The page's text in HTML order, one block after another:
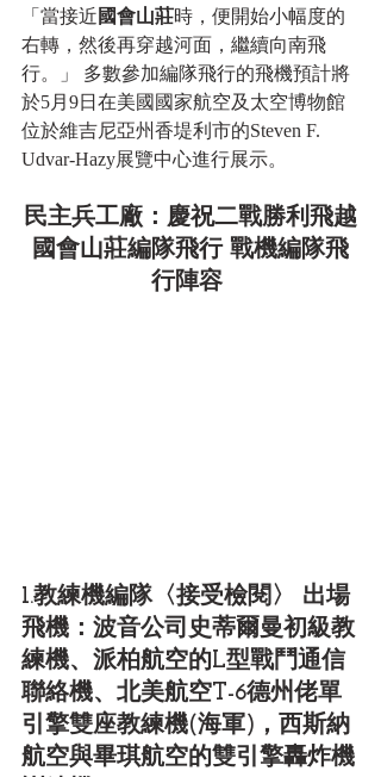
「當接近 國會山莊時，便開始小幅度的
右轉，然後再穿越河面，繼續向南飛
行。」 多數參加編隊飛行的飛機預計將
於5月9日在美國國家航空及太空博物館
位於維吉尼亞州香堤利市的Steven F.
Udvar-Hazy展覽中心進行展示。
民主兵工廠：慶祝二戰勝利飛越
國會山莊編隊飛行 戰機編隊飛
行陣容
1.教練機編隊〈接受檢閱〉 出場
飛機：波音公司史蒂爾曼初級教
練機、派柏航空的L型戰鬥通信
聯絡機、北美航空T-6德州佬單
引擎雙座教練機(海軍)，西斯納
航空與畢琪航空的雙引擎轟炸機